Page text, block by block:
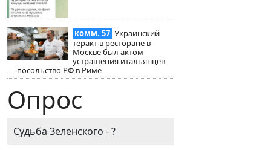
комм. 57 Украинский
теракт в ресторане в
Москве был актом
устрашения итальянцев
— посольство РФ в Риме
Опрос
Судьба Зеленского - ?